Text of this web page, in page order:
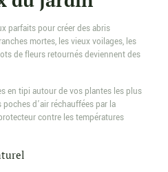
parfaits pour créer des abris
mortes, les vieux voilages, les
de fleurs retournés deviennent des
en tipi autour de vos plantes les plus
d’air réchauffées par la
contre les températures